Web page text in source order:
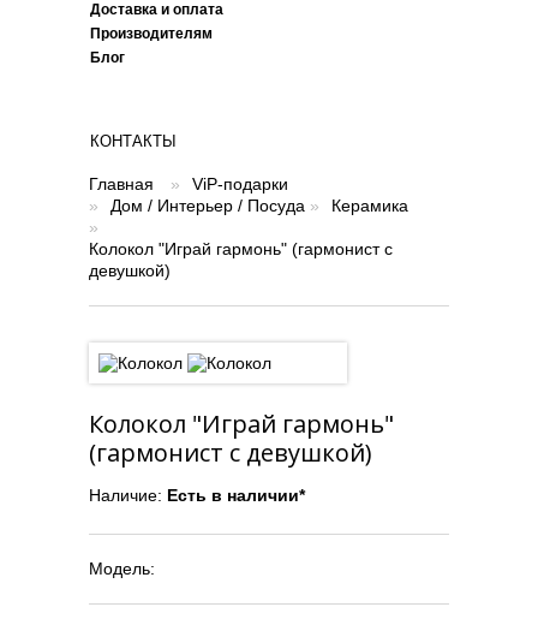
Доставка и оплата
Производителям
Блог
КОНТАКТЫ
Главная »
ViP-подарки
»
Дом / Интерьер / Посуда »
Керамика
»
Колокол "Играй гармонь" (гармонист с
девушкой)
Колокол "Играй гармонь"
(гармонист с девушкой)
Наличие: Есть в наличии*
Модель: